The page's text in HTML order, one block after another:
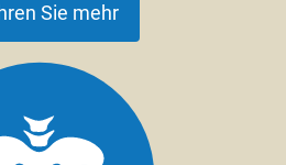
Sie mehr